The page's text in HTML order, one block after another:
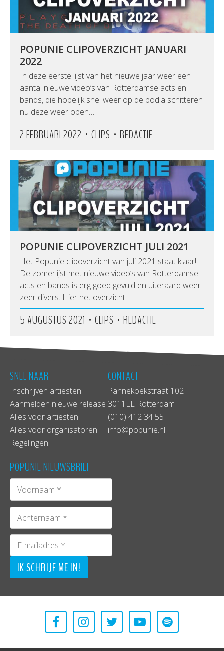
POPUNIE CLIPOVERZICHT JANUARI
2022
In deze eerste lijst van het nieuwe jaar weer een
aantal nieuwe video’s van Rotterdamse acts en
bands, die hopelijk snel weer op de podia schitteren
nu deze weer open…
2 FEBRUARI 2022 • CLIPS • REDACTIE
POPUNIE CLIPOVERZICHT JULI 2021
Het Popunie clipoverzicht van juli 2021 staat klaar!
De zomerlijst met nieuwe video’s van Rotterdamse
acts en bands is erg goed gevuld en uiteraard weer
zeer divers. Hier het overzicht…
5 AUGUSTUS 2021 • CLIPS • REDACTIE
SNEL NAAR
Inschrijven artiesten
Aanmelden nieuwe release
Alles voor artiesten
Alles voor organisatoren
Regelingen
CONTACT
Pannekoekstraat 102
3011LL Rotterdam
(010) 412 34 55
info@popunie.nl
POPUNIE NIEUWSBRIEF